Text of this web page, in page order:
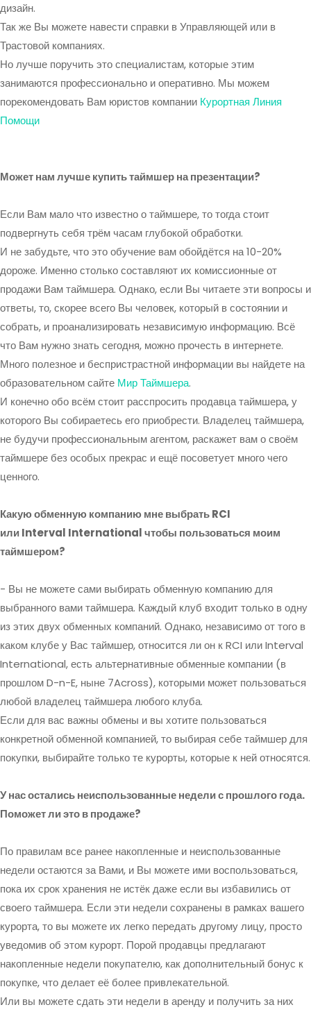
дизайн.
Так же Вы можете навести справки в Управляющей или в
Трастовой компаниях.
Но лучше поручить это специалистам, которые этим
занимаются профессионально и оперативно. Мы можем
порекомендовать Вам юристов компании Курортная Линия
Помощи
Может нам лучше купить таймшер на презентации?
Если Вам мало что известно о таймшере, то тогда стоит
подвергнуть себя трём часам глубокой обработки.
И не забудьте, что это обучение вам обойдётся на 10-20%
дороже. Именно столько составляют их комиссионные от
продажи Вам таймшера. Однако, если Вы читаете эти вопросы и
ответы, то, скорее всего Вы человек, который в состоянии и
собрать, и проанализировать независимую информацию. Всё
что Вам нужно знать сегодня, можно прочесть в интернете.
Много полезное и беспристрастной информации вы найдете на
образовательном сайте Мир Таймшера.
И конечно обо всём стоит расспросить продавца таймшера, у
которого Вы собираетесь его приобрести. Владелец таймшера,
не будучи профессиональным агентом, раскажет вам о своём
таймшере без особых прекрас и ещё посоветует много чего
ценного.
Какую обменную компанию мне выбратьRCI
илиInterval International чтобы пользоваться моим
таймшером?
- Вы не можете сами выбирать обменную компанию для
выбранного вами таймшера. Каждый клуб входит только в одну
из этих двух обменных компаний. Однако, независимо от того в
каком клубе у Вас таймшер, относится ли он к RCI или Interval
International, есть альтернативные обменные компании (в
прошлом D-n-E, ныне 7Across), которыми может пользоваться
любой владелец таймшера любого клуба.
Если для вас важны обмены и вы хотите пользоваться
конкретной обменной компанией, то выбирая себе таймшер для
покупки, выбирайте только те курорты, которые к ней относятся.
У нас остались неиспользованные недели с прошлого года.
Поможет ли это в продаже?
По правилам все ранее накопленные и неиспользованные
недели остаются за Вами, и Вы можете ими воспользоваться,
пока их срок хранения не истёк даже если вы избавились от
своего таймшера. Если эти недели сохранены в рамках вашего
курорта, то вы можете их легко передать другому лицу, просто
уведомив об этом курорт. Порой продавцы предлагают
накопленные недели покупателю, как дополнительный бонус к
покупке, что делает её более привлекательной.
Или вы можете сдать эти недели в аренду и получить за них